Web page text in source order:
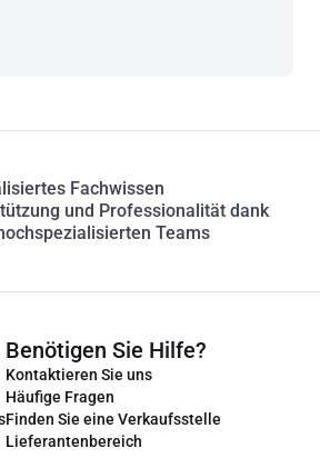
Fachwissen
und Professionalität dank
Teams
Benötigen Sie Hilfe?
Kontaktieren Sie uns
Häufige Fragen
Finden Sie eine Verkaufsstelle
Lieferantenbereich